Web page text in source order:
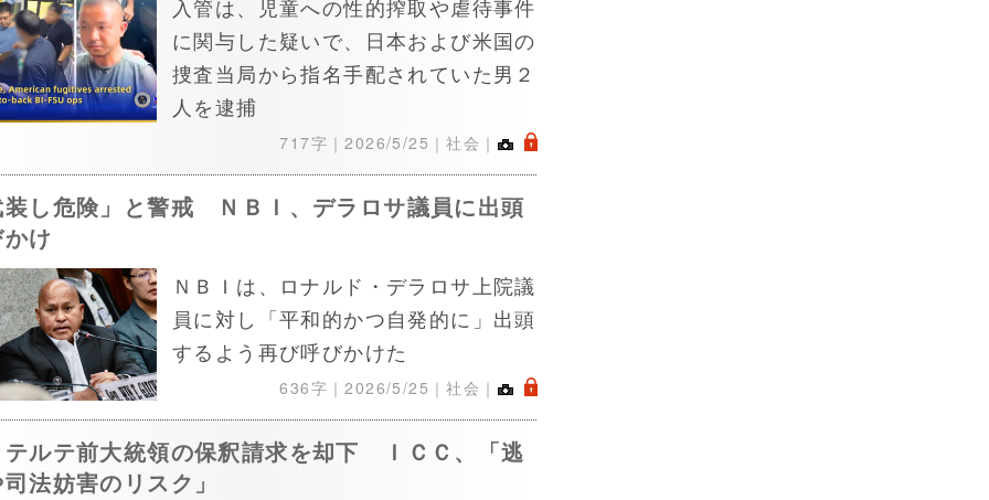
入管は、児童への性的搾取や虐待事件
に関与した疑いで、日本および米国の
捜査当局から指名手配されていた男２
人を逮捕
717字｜2026/5/25 ｜社会｜ .
装し危険」と警戒 ＮＢＩ、デラロサ議員に出頭
け
ＮＢＩは、ロナルド・デラロサ上院議
員に対し「平和的かつ自発的に」出頭
するよう再び呼びかけた
636字｜2026/5/25 ｜社会｜ .
テルテ前大統領の保釈請求を却下 ＩＣＣ、「逃
法妨害のリスク」